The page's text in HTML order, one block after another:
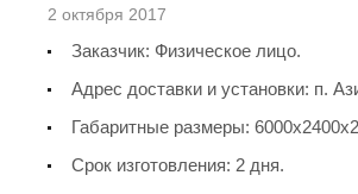
2 октября 2017
Заказчик: Физическое лицо.
Адрес доставки и установки: п.
Габаритные размеры:
Срок изготовления: 2 дня.